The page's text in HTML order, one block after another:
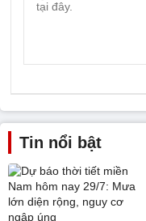
Tin nổi bật